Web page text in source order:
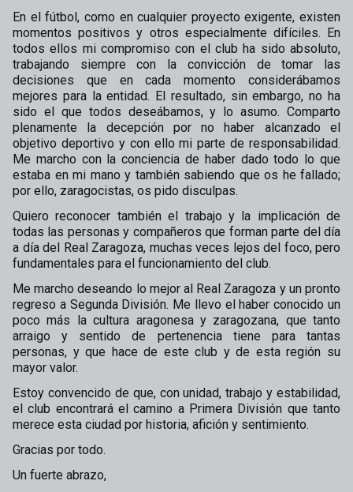
En el fútbol, como en cualquier proyecto exigente, existen
momentos positivos y otros especialmente difíciles. En
todos ellos mi compromiso con el club ha sido absoluto,
trabajando siempre con la convicción de tomar las
decisiones que en cada momento considerábamos
mejores para la entidad. El resultado, sin embargo, no ha
sido el que todos deseábamos, y lo asumo. Comparto
plenamente la decepción por no haber alcanzado el
objetivo deportivo y con ello mi parte de responsabilidad.
Me marcho con la conciencia de haber dado todo lo que
estaba en mi mano y también sabiendo que os he fallado;
por ello, zaragocistas, os pido disculpas.
Quiero reconocer también el trabajo y la implicación de
todas las personas y compañeros que forman parte del día
a día del Real Zaragoza, muchas veces lejos del foco, pero
fundamentales para el funcionamiento del club.
Me marcho deseando lo mejor al Real Zaragoza y un pronto
regreso a Segunda División. Me llevo el haber conocido un
poco más la cultura aragonesa y zaragozana, que tanto
arraigo y sentido de pertenencia tiene para tantas
personas, y que hace de este club y de esta región su
mayor valor.
Estoy convencido de que, con unidad, trabajo y estabilidad,
el club encontrará el camino a Primera División que tanto
merece esta ciudad por historia, afición y sentimiento.
Gracias por todo.
Un fuerte abrazo,